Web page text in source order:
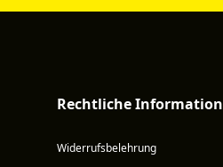
Rechtliche Information
Widerrufsbelehrung